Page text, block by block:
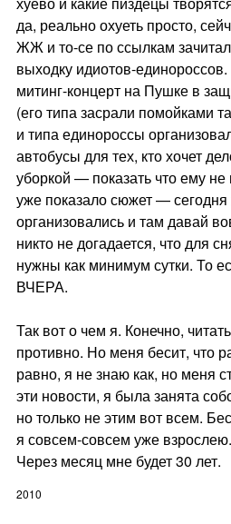
да, реально охуеть просто,
ЖЖ и то-се по ссылкам
выходку идиотов-
митинг-концерт на Пушке в
(его типа засрали помойками
и типа единороссы
автобусы для тех, кто хочет
уборкой — показать что ему
уже показало сюжет —
организовались и там давай
никто не догадается, что для
нужны как минимум сутки. То
ВЧЕРА.
Так вот о чем я. Конечно,
противно. Но меня бесит, что
равно, я не знаю как, но меня
эти новости, я была занята
но только не этим вот всем.
я совсем-совсем уже
Через месяц мне будет 30 лет.
2010